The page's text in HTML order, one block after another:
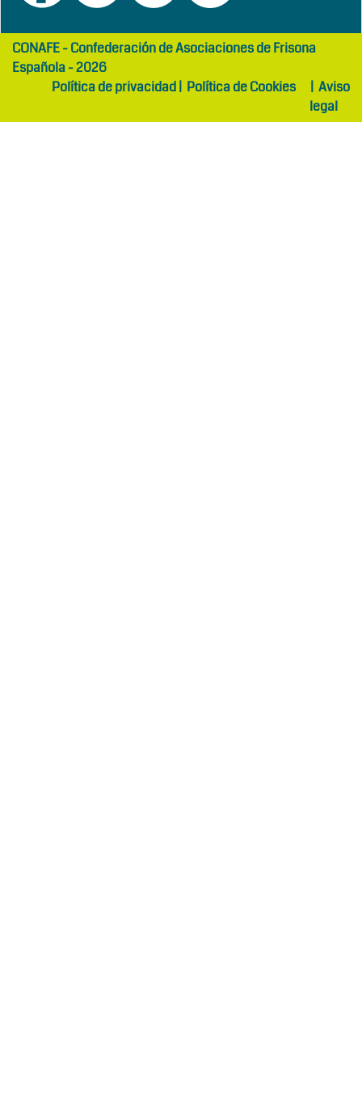
girls
abaya
maltepe
otelCONAFE - Confederación de Asociaciones de Frisona
Española - 2026
Política de privacidad| Política de Cookies | Aviso
legal